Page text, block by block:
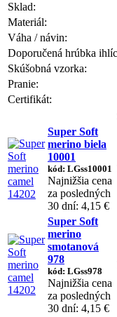
Sklad:
Materiál:
Váha / návin:
Doporučená hrúbka
Skúšobná vzorka:
Pranie:
Certifikát:
Super Soft
merino biela
10001
kód: LGss10001
Najnižšia cena
za posledných
30 dní: 4,15 €
Super Soft
merino
smotanová
978
kód: LGss978
Najnižšia cena
za posledných
30 dní: 4,15 €